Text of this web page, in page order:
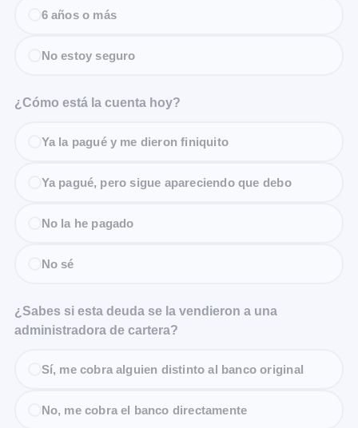
6 años o más
No estoy seguro
¿Cómo está la cuenta hoy?
Ya la pagué y me dieron finiquito
Ya pagué, pero sigue apareciendo que debo
No la he pagado
No sé
¿Sabes si esta deuda se la vendieron a una
administradora de cartera?
Sí, me cobra alguien distinto al banco original
No, me cobra el banco directamente